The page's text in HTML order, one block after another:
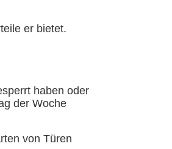
er bietet.
haben oder
der Woche
von Türen